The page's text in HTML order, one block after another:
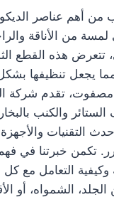
من أهم عناصر
من الأناقة
تتعرض هذه القطع
مما يجعل تنظيفها
مصفوت، تقدم شركة
والكنب بالبخار
التقنيات
تكمن خبرتنا في فهم
وكيفية التعامل مع كل
الشمواه، أو